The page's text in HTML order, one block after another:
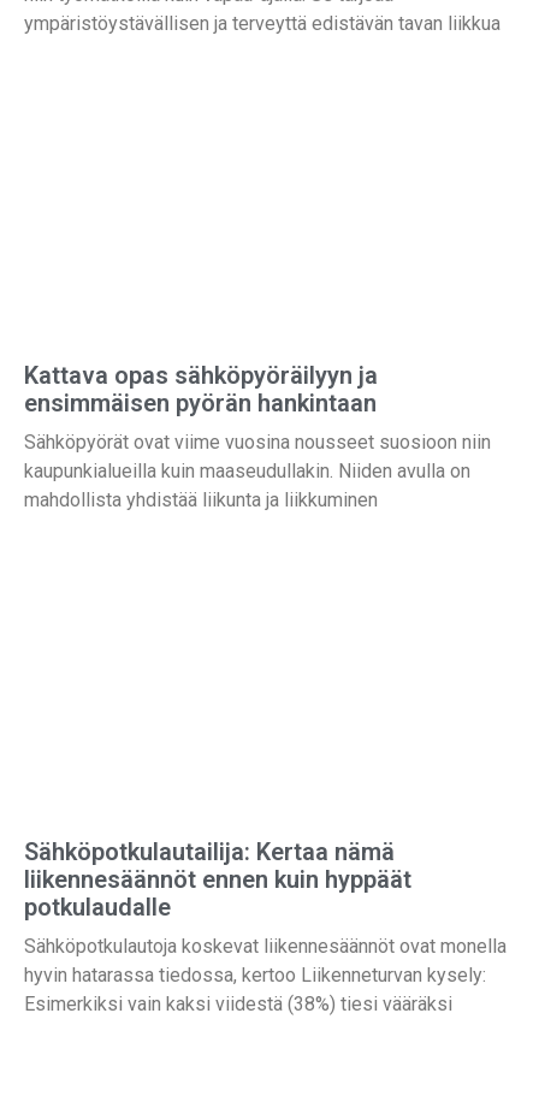
ympäristöystävällisen ja terveyttä edistävän tavan liikkua
Kattava opas sähköpyöräilyyn ja
ensimmäisen pyörän hankintaan
Sähköpyörät ovat viime vuosina nousseet suosioon niin
kaupunkialueilla kuin maaseudullakin. Niiden avulla on
mahdollista yhdistää liikunta ja liikkuminen
Sähköpotkulautailija: Kertaa nämä
liikennesäännöt ennen kuin hyppäät
potkulaudalle
Sähköpotkulautoja koskevat liikennesäännöt ovat monella
hyvin hatarassa tiedossa, kertoo Liikenneturvan kysely:
Esimerkiksi vain kaksi viidestä (38%) tiesi vääräksi